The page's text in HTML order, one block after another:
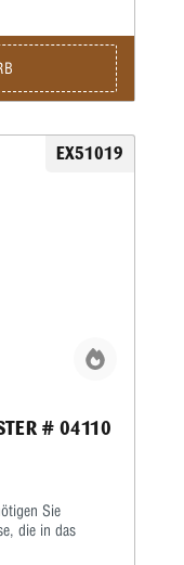
EX51019
# 04110
Sie
die in das